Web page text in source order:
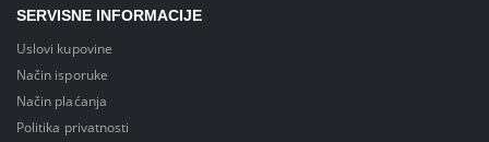
SERVISNE INFORMACIJE
Uslovi kupovine
Način isporuke
Način plaćanja
Politika privatnosti